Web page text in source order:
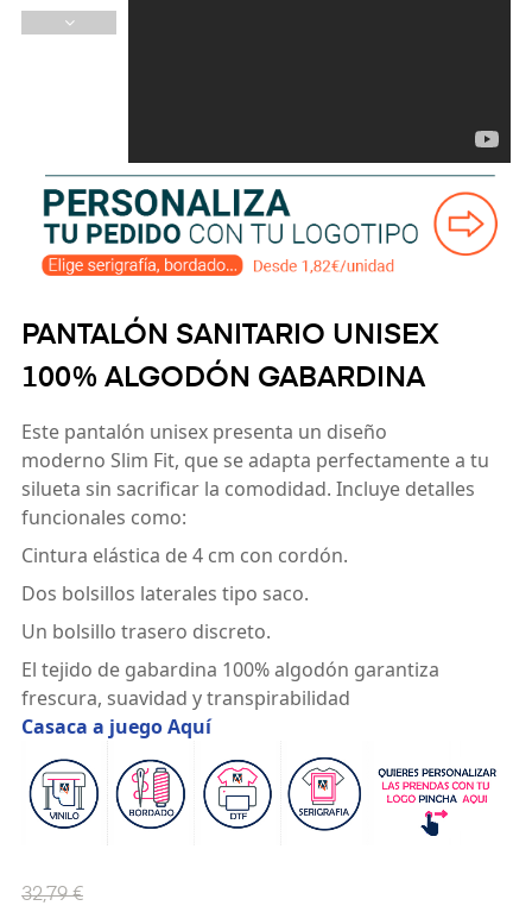
PANTALÓN SANITARIO UNISEX
100% ALGODÓN GABARDINA
Este pantalón unisex presenta un diseño
moderno Slim Fit, que se adapta perfectamente a tu
silueta sin sacrificar la comodidad. Incluye detalles
funcionales como:
Cintura elástica de 4 cm con cordón.
Dos bolsillos laterales tipo saco.
Un bolsillo trasero discreto.
El tejido de gabardina 100% algodón garantiza
frescura, suavidad y transpirabilidad
Casaca a juego Aquí
32,79 €